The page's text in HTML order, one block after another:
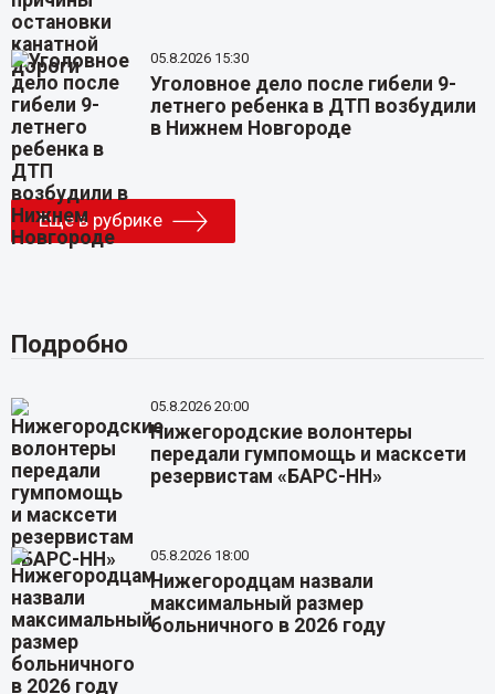
05.8.2026 15:30
Уголовное дело после гибели 9-
летнего ребенка в ДТП возбудили
в Нижнем Новгороде
Еще в рубрике
Подробно
05.8.2026 20:00
Нижегородские волонтеры
передали гумпомощь и масксети
резервистам «БАРС-НН»
05.8.2026 18:00
Нижегородцам назвали
максимальный размер
больничного в 2026 году